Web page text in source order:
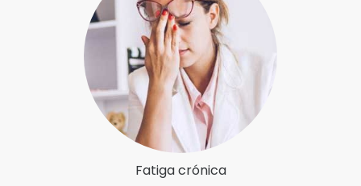
Fatiga crónica